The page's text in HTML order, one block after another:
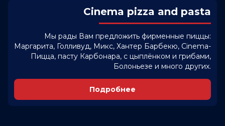
Cinema pizza and pasta
Мы рады Вам предложить фирменные пиццы:
Маргарита, Голливуд, Микс, Хантер Барбекю, Cinema-
Пицца, пасту Карбонара, с цыплёнком и грибами,
Болоньезе и много других.
Подробнее